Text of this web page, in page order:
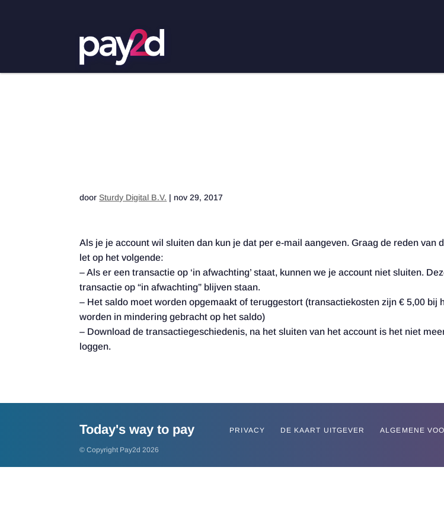
door Sturdy Digital B.V. | nov 29, 2017
Als je je account wil sluiten dan kun je dat per e-mail aangeven. Graag de reden van
let op het volgende:
– Als er een transactie op ‘in afwachting’ staat, kunnen we je account niet sluiten.
transactie op “in afwachting” blijven staan.
– Het saldo moet worden opgemaakt of teruggestort (transactiekosten zijn € 5,00 bij
worden in mindering gebracht op het saldo)
– Download de transactiegeschiedenis, na het sluiten van het account is het niet
loggen.
Today's way to pay PRIVACY DE KAART UITGEVER ALGEMENE
© Copyright Pay2d 2026